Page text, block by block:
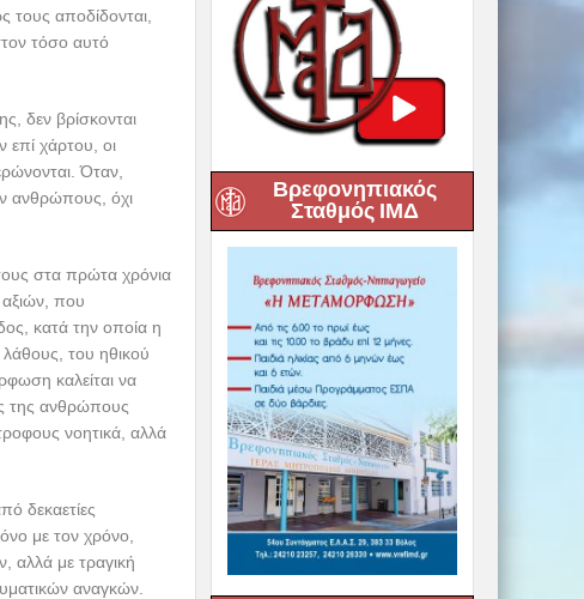
τους αποδίδονται,
τόσο αυτό
δεν βρίσκονται
χάρτου, οι
Όταν,
ανθρώπους, όχι
τους στα πρώτα χρόνια
που
κατά την οποία η
λάθους, του ηθικού
καλείται να
της ανθρώπους
νοητικά, αλλά
δεκαετίες
με τον χρόνο,
αλλά με τραγική
αναγκών.
Βρεφονηπιακός
Σταθμός ΙΜΔ